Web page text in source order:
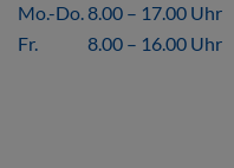
Mo.-Do. 8.00 – 17.00 Uhr
Fr. 8.00 – 16.00 Uhr